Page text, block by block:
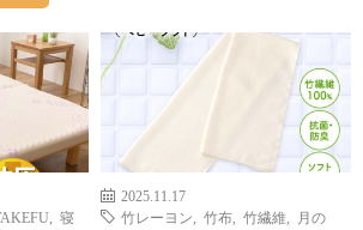
寝
2025.11.17
竹レーヨン
竹布 竹繊維
月の